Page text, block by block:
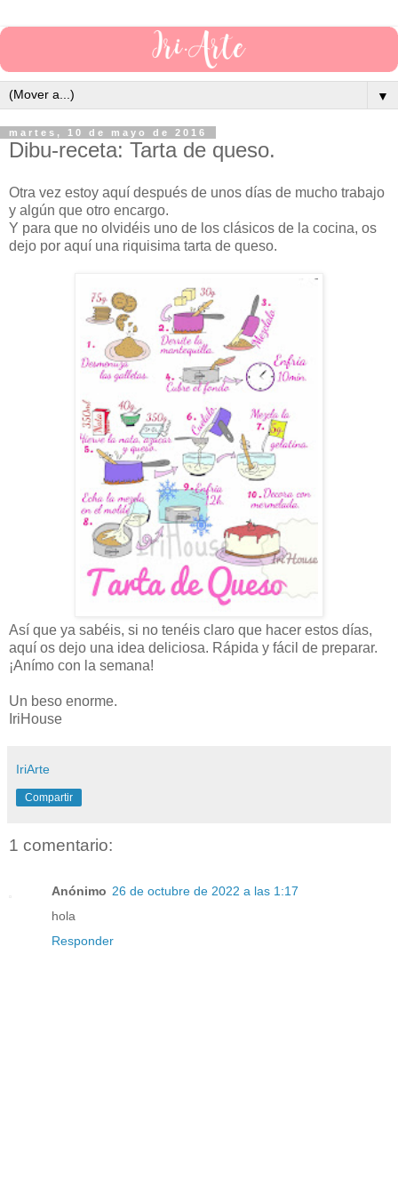
▼
martes, 10 de mayo de 2016
Dibu-receta: Tarta de queso.
Otra vez estoy aquí después de unos días de mucho trabajo
y algún que otro encargo.
Y para que no olvidéis uno de los clásicos de la cocina, os
dejo por aquí una riquisima tarta de queso.
Así que ya sabéis, si no tenéis claro que hacer estos días,
aquí os dejo una idea deliciosa. Rápida y fácil de preparar.
¡Anímo con la semana!
Un beso enorme.
IriHouse
IriArte
Compartir
1 comentario:
Anónimo 26 de octubre de 2022 a las 1:17
hola
Responder